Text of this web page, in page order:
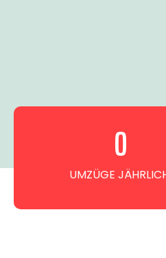
UMZÜGE
0